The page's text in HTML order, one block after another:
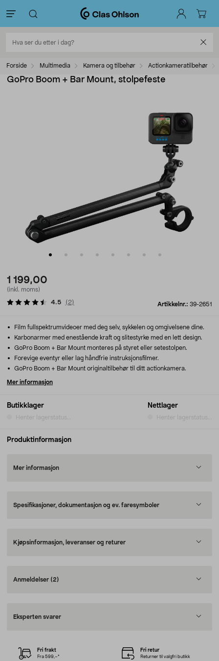
Forside Multimedia Kamera og tilbehør Actionkameratilbehør
GoPro Boom + Bar Mount, stolpefeste
1 199,00
(inkl. moms)
Artikkelnr.: 39-2651
4.5 ( 2)
Butikklager
Henter lagerstatus...
Nettlager
Henter lagerstatus...
Film fullspektrumvideoer med deg selv, sykkelen og omgivelsene dine.
Karbonarmer med enestående kraft og slitestyrke med en lett design.
GoPro Boom + Bar Mount monteres på styret eller setestolpen.
Forevige eventyr eller lag håndfrie instruksjonsfilmer.
GoPro Boom + Bar Mount originaltilbehør til ditt actionkamera.
Mer informasjon
Produktinformasjon
Mer informasjon
Spesifikasjoner, dokumentasjon og ev. faresymboler
Kjøpsinformasjon, leveranser og returer
Anmeldelser (2)
Eksperten svarer
Fri frakt
Fra 599,–*
Fri retur
Returner til valgfri butikk